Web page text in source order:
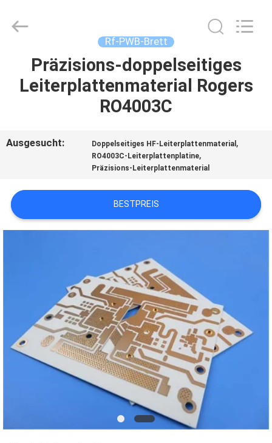
HAUSE
ÜBER
UNS
WERKSBESICHTIGUNG
QUALITÄTSKONTROLLE
KONTAKT
MIT
Rf-PWB-Brett
Präzisions-doppelseitiges
Leiterplattenmaterial Rogers
RO4003C
Ausgesucht: Doppelseitiges HF-Leiterplattenmaterial ,
RO4003C-Leiterplattenplatine,
Präzisions-Leiterplattenmaterial
BESTPREIS